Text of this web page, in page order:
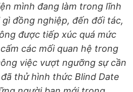
mình đang làm trong lĩnh
đồng nghiệp, đến đối tác,
được tiếp xúc quá mức
các mối quan hệ trong
việc vượt ngưỡng sự cần
thử hình thức Blind Date